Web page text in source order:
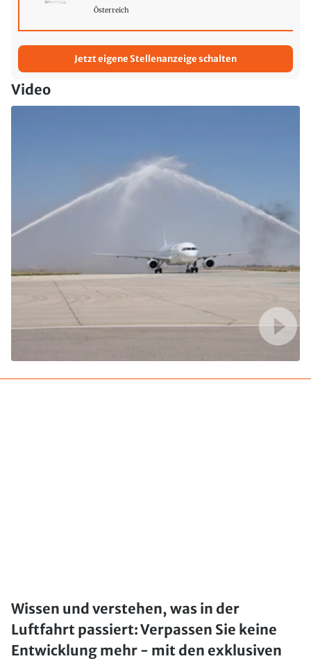
Österreich
Jetzt eigene Stellenanzeige schalten
Video
Wissen und verstehen, was in der
Luftfahrt passiert: Verpassen Sie keine
Entwicklung mehr - mit den exklusiven